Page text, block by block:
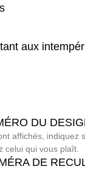
aux
DU
affichés, indiquez
celui qui vous plaît.
DE